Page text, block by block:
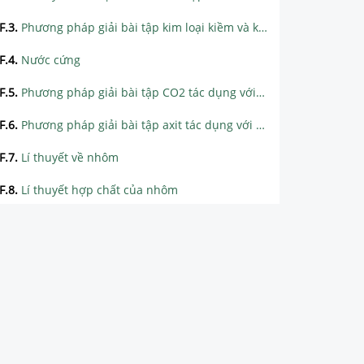
F.3. Phương pháp giải bài tập kim loại kiềm và kiềm thổ tác dụng với nước
F.4. Nước cứng
F.5. Phương pháp giải bài tập CO2 tác dụng với dung dịch kiềm
F.6. Phương pháp giải bài tập axit tác dụng với muối cacbonat
F.7. Lí thuyết về nhôm
F.8. Lí thuyết hợp chất của nhôm